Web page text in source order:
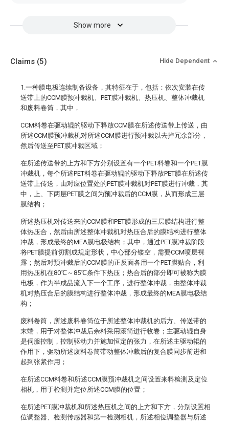
Show more
Claims (5) Hide Dependent
1.一种膜电极连续制备设备，其特征在于，包括：依次安装在传
送带上的CCM膜预冲裁机、PET膜冲裁机、热压机、整体冲裁机
和废料卷筒，其中，
CCM料卷在驱动辊的驱动下释放CCM膜在所述传送带上传送，由
所述CCM膜预冲裁机对所述CCM膜进行预冲裁以去掉冗余部分，
然后传送至PET膜冲裁区域；
在所述传送带的上方和下方分别设置有一个PET料卷和一个PET膜
冲裁机，每个所述PET料卷在驱动辊的驱动下释放PET膜在所述传
送带上传送，由对应位置处的PET膜冲裁机对PET膜进行冲裁，其
中，上、下两层PET膜之间为预冲裁后的CCM膜，从而形成三层
膜结构；
所述热压机对传送来的CCM膜和PET膜形成的三层膜结构进行整
体热压合，然后由所述整体冲裁机对热压合后的膜结构进行整体
冲裁，形成最终的MEA膜电极结构；其中，通过PET膜冲裁阶段
将PET膜提前切割成规定形状，中心部分镂空，需要CCM喷层裸
露；然后对预冲裁后的CCM膜的正反面各用一个PET膜贴合，利
用热压机在80℃～85℃条件下热压；热合后的部分即可被称为膜
电极，作为半成品流入下一个工序，进行整体冲裁，由整体冲裁
机对热压合后的膜结构进行整体冲裁，形成最终的MEA膜电极结
构；
废料卷筒，所述废料卷筒位于所述整体冲裁机的后方、传送带的
末端，用于对整体冲裁后余料采用滚筒进行收卷；主驱动辊自身
是伺服控制，控制驱动力并施加恒定的张力，在所述主驱动辊的
作用下，驱动所述废料卷筒带动整体冲裁后的复合膜同步前进和
起到张紧作用；
在所述CCM料卷和所述CCM膜预冲裁机之间设置来料检测及定位
相机，用于检测并定位所述CCM膜的位置；
在所述PET膜冲裁机和所述热压机之间的上方和下方，分别设置相
位调整器、检测传感器和第一检测相机，所述相位调整器与所述